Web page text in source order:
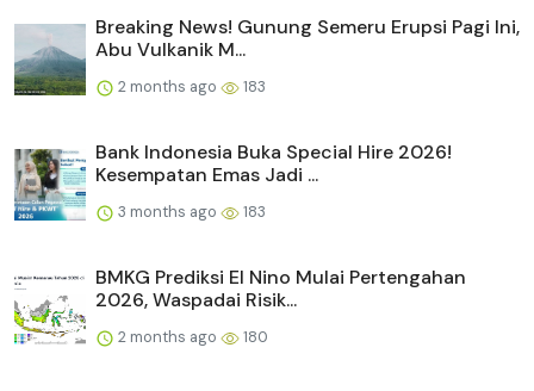
Breaking News! Gunung Semeru Erupsi Pagi Ini,
Abu Vulkanik M...
2 months ago 183
Bank Indonesia Buka Special Hire 2026!
Kesempatan Emas Jadi ...
3 months ago 183
BMKG Prediksi El Nino Mulai Pertengahan
2026, Waspadai Risik...
2 months ago 180